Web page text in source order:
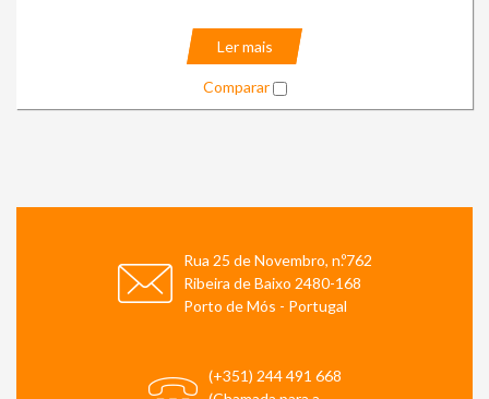
Ler mais
Comparar
Rua 25 de Novembro, n.º762
Ribeira de Baixo 2480-168
Porto de Mós - Portugal
(+351) 244 491 668